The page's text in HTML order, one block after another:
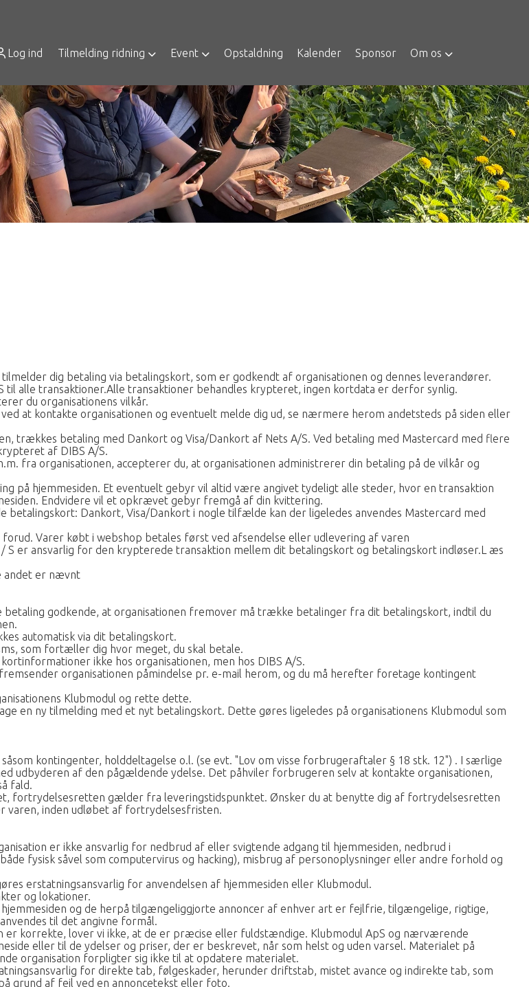
Log ind Tilmelding ridning Event Opstaldning Kalender Sponsor Om os
dig betaling via betalingskort, som er godkendt af organisationen og dennes leverandører.
til alle transaktioner.Alle transaktioner behandles krypteret, ingen kortdata er derfor synlig.
du organisationens vilkår.
at kontakte organisationen og eventuelt melde dig ud, se nærmere herom andetsteds på siden eller
trækkes betaling med Dankort og Visa/Dankort af Nets A/S. Ved betaling med Mastercard med flere
af DIBS A/S.
fra organisationen, accepterer du, at organisationen administrerer din betaling på de vilkår og
på hjemmesiden. Et eventuelt gebyr vil altid være angivet tydeligt alle steder, hvor en transaktion
Endvidere vil et opkrævet gebyr fremgå af din kvittering.
betalingskort: Dankort, Visa/Dankort i nogle tilfælde kan der ligeledes anvendes Mastercard med
Varer købt i webshop betales først ved afsendelse eller udlevering af varen
S er ansvarlig for den krypterede transaktion mellem dit betalingskort og betalingskort indløser.L æs
andet er nævnt
godkende, at organisationen fremover må trække betalinger fra dit betalingskort, indtil du
automatisk via dit betalingskort.
som fortæller dig hvor meget, du skal betale.
ikke hos organisationen, men hos DIBS A/S.
organisationen påmindelse pr. e-mail herom, og du må herefter foretage kontingent
Klubmodul og rette dette.
en ny tilmelding med et nyt betalingskort. Dette gøres ligeledes på organisationens Klubmodul som
kontingenter, holddeltagelse o.l. (se evt. "Lov om visse forbrugeraftaler § 18 stk. 12") . I særlige
af den pågældende ydelse. Det påhviler forbrugeren selv at kontakte organisationen,
fald.
fortrydelsesretten gælder fra leveringstidspunktet. Ønsker du at benytte dig af fortrydelsesretten
varen, inden udløbet af fortrydelsesfristen.
er ikke ansvarlig for nedbrud af eller svigtende adgang til hjemmesiden, nedbrud i
fysisk såvel som computervirus og hacking), misbrug af personoplysninger eller andre forhold og
erstatningsansvarlig for anvendelsen af hjemmesiden eller Klubmodul.
og lokationer.
og de herpå tilgængeliggjorte annoncer af enhver art er fejlfrie, tilgængelige, rigtige,
til det angivne formål.
er korrekte, lover vi ikke, at de er præcise eller fuldstændige. Klubmodul ApS og nærværende
eller til de ydelser og priser, der er beskrevet, når som helst og uden varsel. Materialet på
organisation forpligter sig ikke til at opdatere materialet.
for direkte tab, følgeskader, herunder driftstab, mistet avance og indirekte tab, som
grund af fejl ved en annoncetekst eller foto.